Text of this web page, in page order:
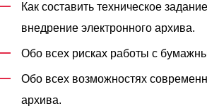
Как составить техническое
внедрение электронного архива.
Обо всех рисках работы с
Обо всех возможностях
архива.